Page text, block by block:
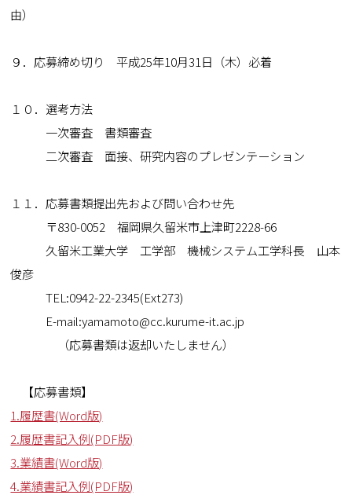
由）
９．応募締め切り 平成25年10月31日（木）必着
１０．選考方法
一次審査 書類審査
二次審査 面接、研究内容のプレゼンテーション
１１．応募書類提出先および問い合わせ先
〒830-0052 福岡県久留米市上津町2228-66
久留米工業大学 工学部 機械システム工学科長 山本
俊彦
TEL:0942-22-2345(Ext273)
E-mail:yamamoto@cc.kurume-it.ac.jp
（応募書類は返却いたしません）
【応募書類】
1.履歴書(Word版)
2.履歴書記入例(PDF版)
3.業績書(Word版)
4.業績書記入例(PDF版)